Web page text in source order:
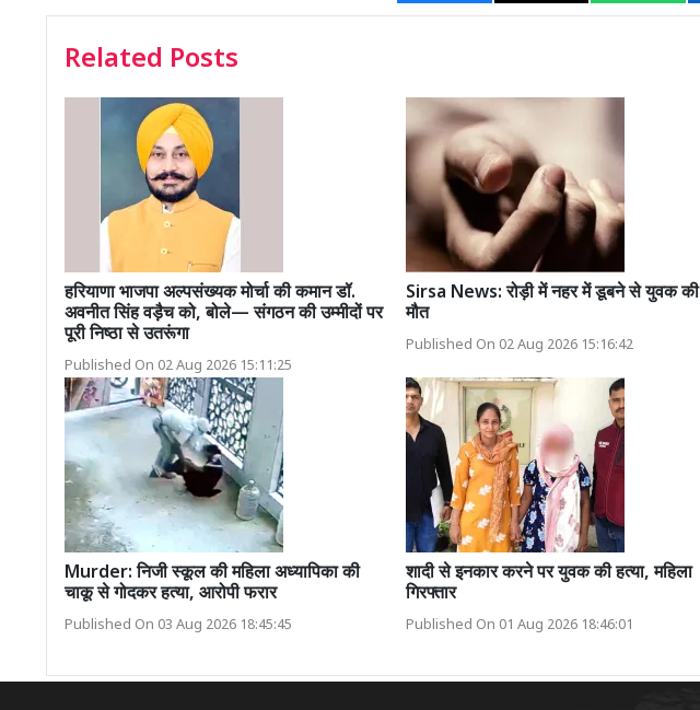
Related Posts
हरियाणा भाजपा अल्पसंख्यक मोर्चा की कमान डॉ.
अवनीत सिंह वड़ैच को, बोले— संगठन की उम्मीदों पर
पूरी निष्ठा से उतरूंगा
Published On 02 Aug 2026 15:11:25
Sirsa News: रोड़ी में नहर में डूबने से युवक की
मौत
Published On 02 Aug 2026 15:16:42
Murder: निजी स्कूल की महिला अध्यापिका की
चाकू से गोदकर हत्या, आरोपी फरार
Published On 03 Aug 2026 18:45:45
शादी से इनकार करने पर युवक की हत्या, महिला
गिरफ्तार
Published On 01 Aug 2026 18:46:01